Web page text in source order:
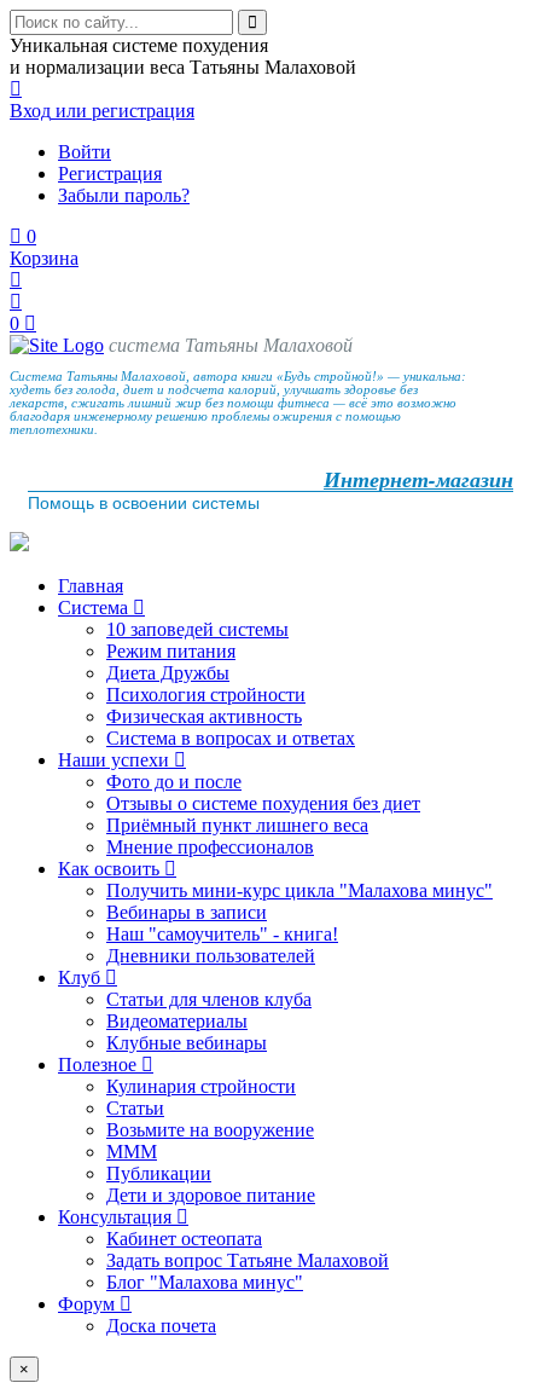
Уникальная системе похудения
и нормализации веса Татьяны Малаховой
Вход или регистрация
Войти
Регистрация
Забыли пароль?
0
Корзина
0
система Татьяны Малаховой
Система Татьяны Малаховой, автора книги «Будь стройной!» — уникальна:
худеть без голода, диет и подсчета калорий, улучшать здоровье без
лекарств, сжигать лишний жир без помощи фитнеса — всё это возможно
благодаря инженерному решению проблемы ожирения с помощью
теплотехники.
Интернет-магазин
Помощь в освоении системы
Главная
Система
10 заповедей системы
Режим питания
Диета Дружбы
Психология стройности
Физическая активность
Система в вопросах и ответах
Наши успехи
Фото до и после
Отзывы о системе похудения без диет
Приёмный пункт лишнего веса
Мнение профессионалов
Как освоить
Получить мини-курс цикла "Малахова минус"
Вебинары в записи
Наш "самоучитель" - книга!
Дневники пользователей
Клуб
Статьи для членов клуба
Видеоматериалы
Клубные вебинары
Полезное
Кулинария стройности
Статьи
Возьмите на вооружение
МММ
Публикации
Дети и здоровое питание
Консультация
Кабинет остеопата
Задать вопрос Татьяне Малаховой
Блог "Малахова минус"
Форум
Доска почета
×